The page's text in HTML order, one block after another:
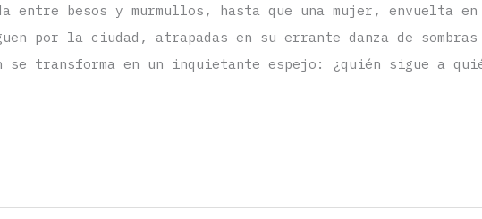
entre besos y murmullos, hasta que una mujer, envuelta
por la ciudad, atrapadas en su errante danza de
se transforma en un inquietante espejo: ¿quién sigue a